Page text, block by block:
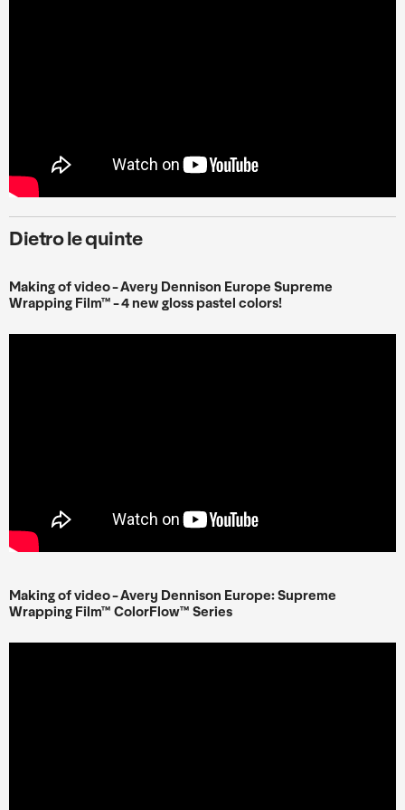
Dietro le quinte
Making of video - Avery Dennison Europe Supreme
Wrapping Film™ - 4 new gloss pastel colors!
Making of video - Avery Dennison Europe: Supreme
Wrapping Film™ ColorFlow™ Series